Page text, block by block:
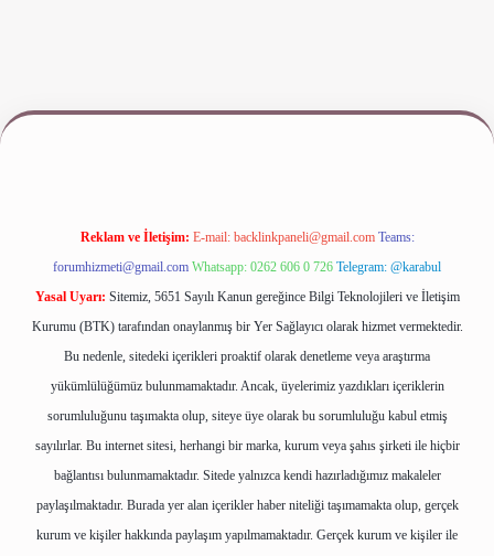
www.betexper.xyz/
Reklam ve İletişim: E-mail: backlinkpaneli@gmail.com Teams:
forumhizmeti@gmail.com Whatsapp: 0262 606 0 726 Telegram: @karabul
Yasal Uyarı: Sitemiz, 5651 Sayılı Kanun gereğince Bilgi Teknolojileri ve İletişim
Kurumu (BTK) tarafından onaylanmış bir Yer Sağlayıcı olarak hizmet vermektedir.
Bu nedenle, sitedeki içerikleri proaktif olarak denetleme veya araştırma
yükümlülüğümüz bulunmamaktadır. Ancak, üyelerimiz yazdıkları içeriklerin
sorumluluğunu taşımakta olup, siteye üye olarak bu sorumluluğu kabul etmiş
sayılırlar. Bu internet sitesi, herhangi bir marka, kurum veya şahıs şirketi ile hiçbir
bağlantısı bulunmamaktadır. Sitede yalnızca kendi hazırladığımız makaleler
paylaşılmaktadır. Burada yer alan içerikler haber niteliği taşımamakta olup, gerçek
kurum ve kişiler hakkında paylaşım yapılmamaktadır. Gerçek kurum ve kişiler ile